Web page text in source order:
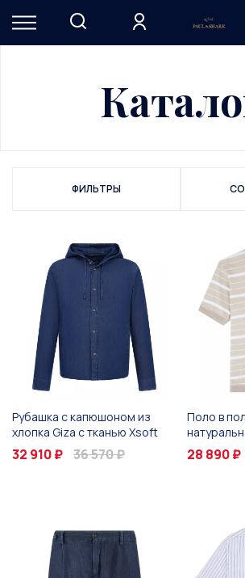
ФИЛЬТРЫ
Рубашка с капюшоном из
хлопка Giza с тканью Xsoft
32 910 ₽ 36 570 ₽
Поло в
28 890 ₽